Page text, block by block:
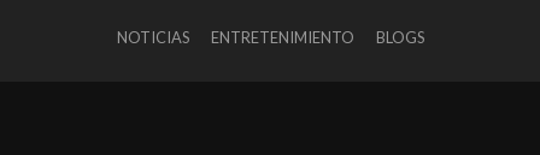
NOTICIAS ENTRETENIMIENTO BLOGS